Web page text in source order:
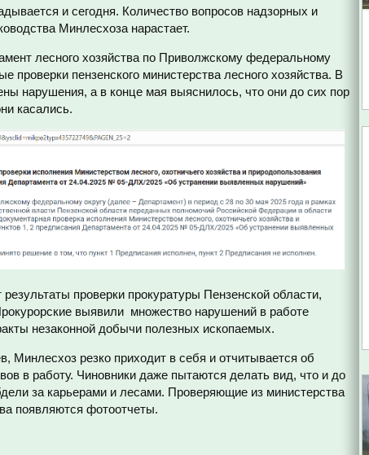
и сегодня. Количество вопросов надзорных и
Минлесхоза нарастает.
лесного хозяйства по Приволжскому федеральному
проверки пензенского министерства лесного хозяйства. В
нарушения, а в конце мая выяснилось, что они до сих пор
касались.
проверки прокуратуры Пензенской области,
выявили множество нарушений в работе
незаконной добычи полезных ископаемых.
Минлесхоз резко приходит в себя и отчитывается об
в работу. Чиновники даже пытаются делать вид, что и до
за карьерами и лесами. Проверяющие из министерства
появляются фотоотчеты.